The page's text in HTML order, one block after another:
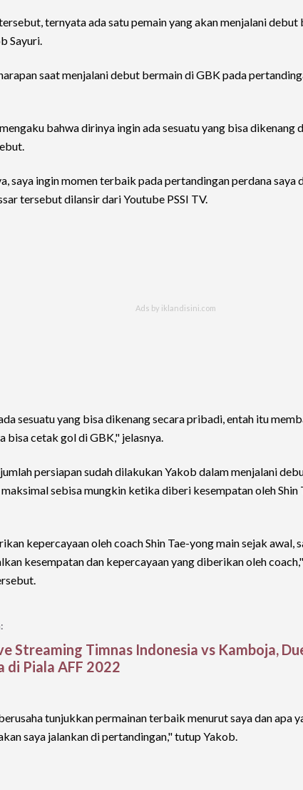
ternyata ada satu pemain yang akan menjalani debut
Sayuri.
saat menjalani debut bermain di GBK pada
bahwa dirinya ingin ada sesuatu yang bisa dikenang
saya ingin momen terbaik pada pertandingan perdana saya
tersebut dilansir dari Youtube PSSI TV.
sesuatu yang bisa dikenang secara pribadi, entah itu
bisa cetak gol di GBK," jelasnya.
persiapan sudah dilakukan Yakob dalam menjalani
sebisa mungkin ketika diberi kesempatan oleh Shin
kepercayaan oleh coach Shin Tae-yong main sejak awal,
kesempatan dan kepercayaan yang diberikan oleh
Streaming Timnas Indonesia vs Kamboja,
di Piala AFF 2022
tunjukkan permainan terbaik menurut saya dan apa
saya jalankan di pertandingan," tutup Yakob.